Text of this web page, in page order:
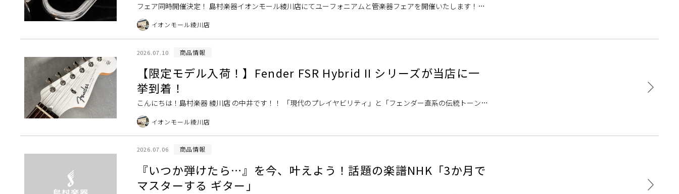
フェア同時開催決定！ 島村楽器イオンモール綾川店にてユーフォニアムと管楽器フェアを開催いたします！普
段店頭にてなかなか見ることのできないユーフォニアム、またヤ […]
イオンモール綾川店
2026.07.10 商品情報
【限定モデル入荷！】Fender FSR Hybrid II シリーズが当店に一
挙到着！
こんにちは！島村楽器 綾川店 の中井です！！ 「現代のプレイヤビリティ」と「フェンダー直系の伝統トーン」
を極限まで突き詰め、絶大な人気を誇るMade in J […]
イオンモール綾川店
2026.07.06 商品情報
『いつか弾けたら…』を今、叶えよう！話題の楽譜NHK「3か月で
マスターする ギター」